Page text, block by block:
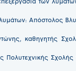
των
Απόστολος
καθηγητής
Πολυτεχνικής